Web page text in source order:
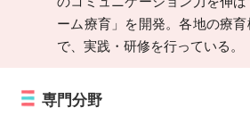
ーム療育」を開発。各地の療
で、実践・研修を行っている。
専門分野